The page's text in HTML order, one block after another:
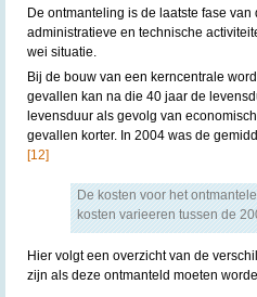
De ontmanteling is de laatste fase
administratieve en technische
wei situatie.
Bij de bouw van een kerncentrale
gevallen kan na die 40 jaar de
levensduur als gevolg van
gevallen korter. In 2004 was de
[12]
De kosten voor het
kosten varieeren tussen de
Hier volgt een overzicht van de
zijn als deze ontmanteld moeten